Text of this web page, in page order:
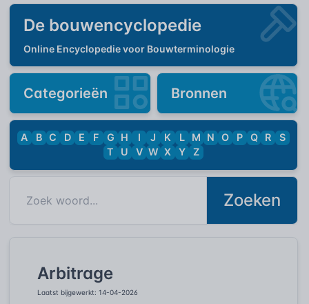
De bouwencyclopedie
Online Encyclopedie voor Bouwterminologie
Categorieën Bronnen
A B C D E F G H I J K L M N O P Q R
S
T
U V W X Y Z
Zoeken
Arbitrage
Laatst bijgewerkt: 14-04-2026